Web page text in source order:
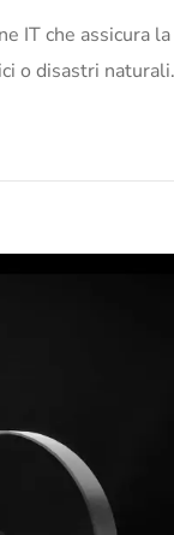
IT che assicura
o disastri naturali.